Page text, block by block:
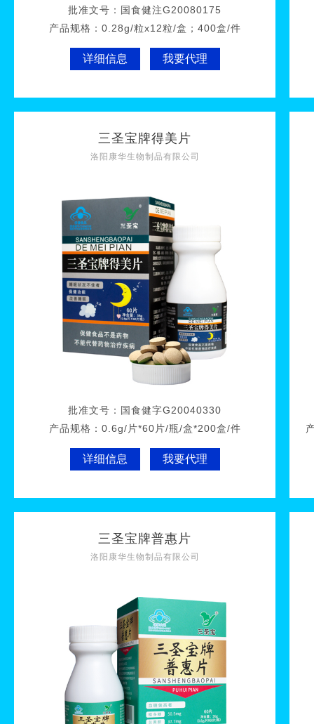
批准文号： 国食健注G20080175
产品规格： 0.28g/粒x12粒/盒；400盒/件
详细信息 我要代理
三圣宝牌得美片
洛阳康华生物制品有限公司
批准文号： 国食健字G20040330
产品规格： 0.6g/片*60片/瓶/盒*200盒/件
详细信息 我要代理
三圣宝牌普惠片
洛阳康华生物制品有限公司